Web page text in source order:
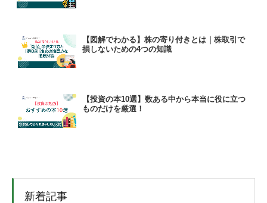
【図解でわかる】株の寄り付きとは｜株取引で
損しないための4つの知識
【投資の本10選】数ある中から本当に役に立つ
ものだけを厳選！
新着記事